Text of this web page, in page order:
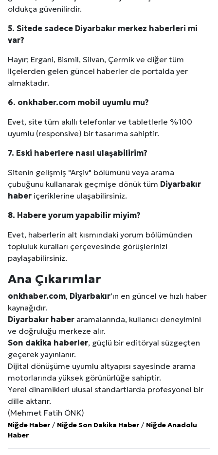
oldukça güvenilirdir.
5. Sitede sadece Diyarbakır merkez haberleri mi
var?
Hayır; Ergani, Bismil, Silvan, Çermik ve diğer tüm
ilçelerden gelen güncel haberler de portalda yer
almaktadır.
6. onkhaber.com mobil uyumlu mu?
Evet, site tüm akıllı telefonlar ve tabletlerle %100
uyumlu (responsive) bir tasarıma sahiptir.
7. Eski haberlere nasıl ulaşabilirim?
Sitenin gelişmiş "Arşiv" bölümünü veya arama
çubuğunu kullanarak geçmişe dönük tüm Diyarbakır
haber içeriklerine ulaşabilirsiniz.
8. Habere yorum yapabilir miyim?
Evet, haberlerin alt kısmındaki yorum bölümünden
topluluk kuralları çerçevesinde görüşlerinizi
paylaşabilirsiniz.
Ana Çıkarımlar
onkhaber.com, Diyarbakır’ın en güncel ve hızlı haber
kaynağıdır.
Diyarbakır haber aramalarında, kullanıcı deneyimini
ve doğruluğu merkeze alır.
Son dakika haberler, güçlü bir editöryal süzgeçten
geçerek yayınlanır.
Dijital dönüşüme uyumlu altyapısı sayesinde arama
motorlarında yüksek görünürlüğe sahiptir.
Yerel dinamikleri ulusal standartlarda profesyonel bir
dille aktarır.
(Mehmet Fatih ÖNK)
Niğde Haber / Niğde Son Dakika Haber / Niğde Anadolu
Haber
Kuzu Fileto Seçimi ve Pişirme Önerileri: Yumuşak
Dar Tavanlı Alanlar İçin Oval Hava Kanalı Avantajları